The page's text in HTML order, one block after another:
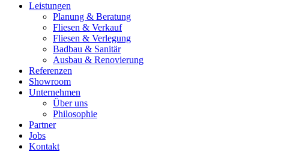
Leistungen
Planung & Beratung
Fliesen & Verkauf
Fliesen & Verlegung
Badbau & Sanitär
Ausbau & Renovierung
Referenzen
Showroom
Unternehmen
Über uns
Philosophie
Partner
Jobs
Kontakt